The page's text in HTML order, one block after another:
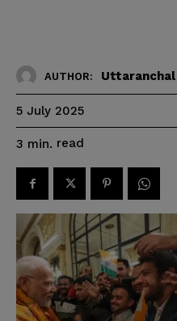
AUTHOR: Uttaranchal
5 July 2025
3 min. read